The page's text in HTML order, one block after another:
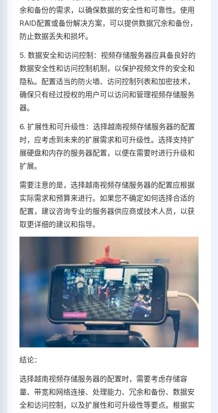
余和备份的需求，以确保数据的安全性和可靠性。使用
RAID配置或备份解决方案，可以提供数据冗余和备份，
防止数据丢失和损坏。
5. 数据安全和访问控制：视频存储服务器应具备良好的
数据安全性和访问控制机制，以保护视频文件的安全和
隐私。配置适当的防火墙、访问控制列表和加密技术，
确保只有经过授权的用户可以访问和管理视频存储服务
器。
6. 扩展性和可升级性：选择越南视频存储服务器的配置
时，应考虑到未来的扩展需求和可升级性。选择支持扩
展硬盘和内存的服务器配置，以便在需要时进行升级和
扩展。
需要注意的是，选择越南视频存储服务器的配置应根据
实际需求和预算来进行。如果您不确定如何选择合适的
配置，建议咨询专业的服务器供应商或技术人员，以获
取更详细的建议和指导。
结论：
选择越南视频存储服务器的配置时，需要考虑存储容
量、带宽和网络连接、处理能力、冗余和备份、数据安
全和访问控制，以及扩展性和可升级性等要点。根据实